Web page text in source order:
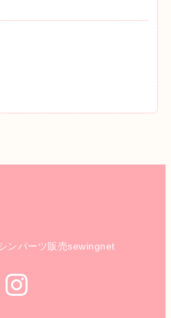
ンパーツ販売sewingnet